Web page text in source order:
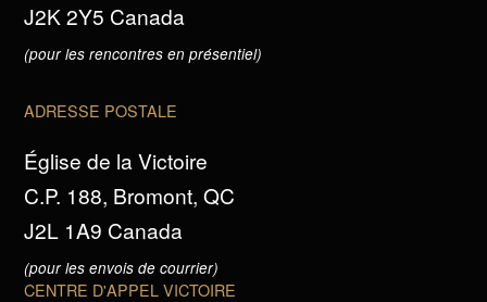
J2K 2Y5 Canada
(pour les rencontres en présentiel)
ADRESSE POSTALE
Église de la Victoire
C.P. 188, Bromont, QC
J2L 1A9 Canada
(pour les envois de courrier)
CENTRE D'APPEL VICTOIRE